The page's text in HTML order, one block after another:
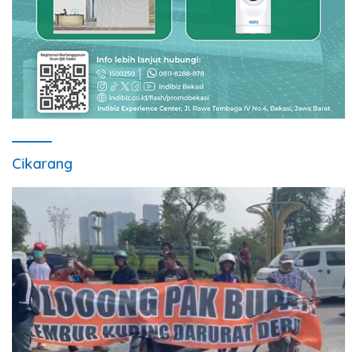
Cikarang